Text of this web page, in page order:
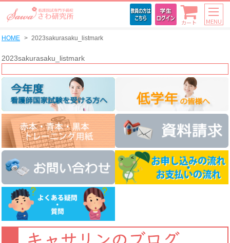
カート MENU
HOME 2023sakurasaku_listmark
2023sakurasaku_listmark